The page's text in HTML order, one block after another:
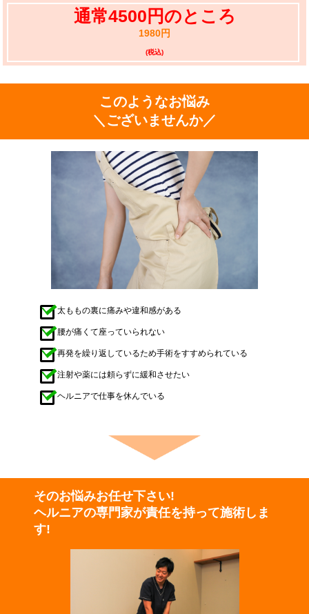
通常4500円のところ
1980円
(税込)
このようなお悩み
＼ございませんか／
太ももの裏に痛みや違和感がある
腰が痛くて座っていられない
再発を繰り返しているため手術をすすめられている
注射や薬には頼らずに緩和させたい
ヘルニアで仕事を休んでいる
そのお悩みお任せ下さい!
ヘルニアの専門家が責任を持って施術しま
す!